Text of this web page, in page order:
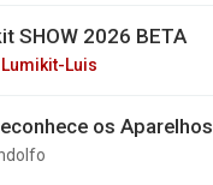
SHOW 2026 BETA
Lumikit-Luis
os Aparelhos